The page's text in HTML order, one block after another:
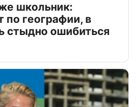
школьник:
по географии, в
стыдно ошибиться